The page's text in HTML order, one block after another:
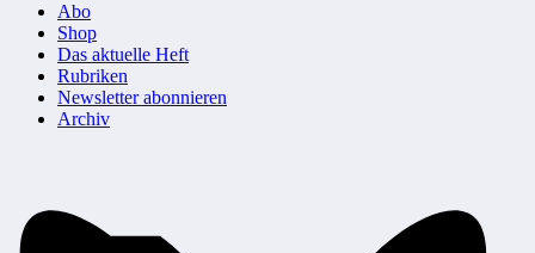
Abo
Shop
Das aktuelle Heft
Rubriken
Newsletter abonnieren
Archiv